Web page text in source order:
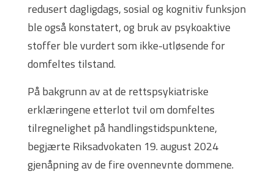
redusert dagligdags, sosial og kognitiv funksjon
ble også konstatert, og bruk av psykoaktive
stoffer ble vurdert som ikke-utløsende for
domfeltes tilstand.
På bakgrunn av at de rettspsykiatriske
erklæringene etterlot tvil om domfeltes
tilregnelighet på handlingstidspunktene,
begjærte Riksadvokaten 19. august 2024
gjenåpning av de fire ovennevnte dommene.